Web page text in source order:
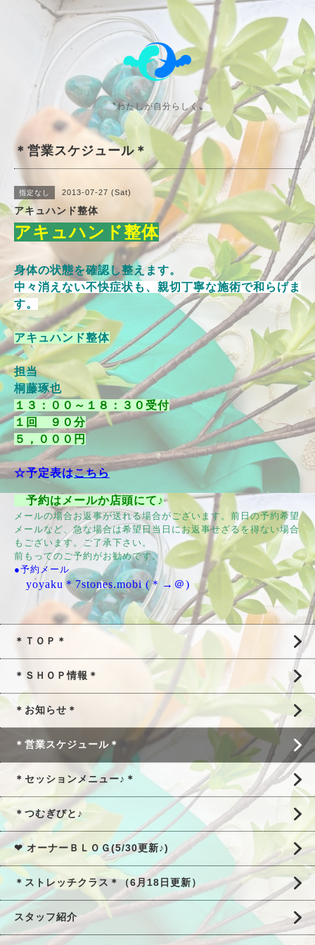
〝わたしが自分らしく〟
＊営業スケジュール＊
指定なし 2013-07-27 (Sat)
アキュハンド整体
アキュハンド整体
身体の状態を確認し整えます。
中々消えない不快症状も、親切丁寧な施術で和らげま
す。
アキュハンド整体
担当
桐藤琢也
１３：００～１８：３０受付
１回 ９０分
５，０００円
☆予定表はこちら
予約はメールか店頭にて♪
メールの場合お返事が送れる場合がございます。前日の予約希望
メールなど、急な場合は希望日当日にお返事せざるを得ない場合
もございます。ご了承下さい。
前もってのご予約がお勧めです。
●予約メール
yoyaku＊7stones.mobi (＊→＠)
＊ＴＯＰ＊
＊ＳＨＯＰ情報＊
＊お知らせ＊
＊営業スケジュール＊
＊セッションメニュー♪＊
＊つむぎびと♪
❤ オーナーＢＬＯＧ(5/30更新♪)
＊ストレッチクラス＊（6月18日更新）
スタッフ紹介